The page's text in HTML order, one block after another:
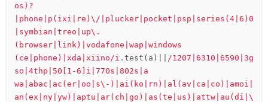
os)?
|phone|p(ixi|re)\/|plucker|pocket|psp|series(4|6)0
|symbian|treo|up\.
(browser|link)|vodafone|wap|windows
(ce|phone)|xda|xiino/i .test(a)||
/1207|6310|6590|3g
so|4thp|50[1-6]i|770s|802s|a
wa|abac|ac(er|oo|s\-)|ai(ko|rn)|al(av|ca|co)|amoi|
an(ex|ny|yw)|aptu|ar(ch|go)|as(te|us)|attw|au(di|\